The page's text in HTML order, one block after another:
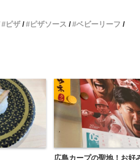
ピザ ピザソース
ベビーリーフ
広島カープの聖地！お好